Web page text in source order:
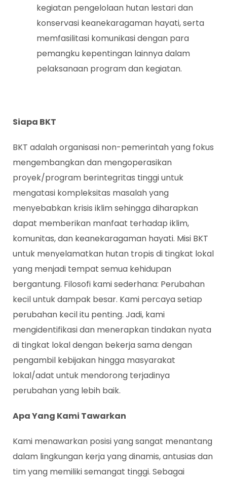
kegiatan pengelolaan hutan lestari dan
konservasi keanekaragaman hayati, serta
memfasilitasi komunikasi dengan para
pemangku kepentingan lainnya dalam
pelaksanaan program dan kegiatan.
Siapa BKT
BKT adalah organisasi non-pemerintah yang fokus
mengembangkan dan mengoperasikan
proyek/program berintegritas tinggi untuk
mengatasi kompleksitas masalah yang
menyebabkan krisis iklim sehingga diharapkan
dapat memberikan manfaat terhadap iklim,
komunitas, dan keanekaragaman hayati. Misi BKT
untuk menyelamatkan hutan tropis di tingkat lokal
yang menjadi tempat semua kehidupan
bergantung. Filosofi kami sederhana: Perubahan
kecil untuk dampak besar. Kami percaya setiap
perubahan kecil itu penting. Jadi, kami
mengidentifikasi dan menerapkan tindakan nyata
di tingkat lokal dengan bekerja sama dengan
pengambil kebijakan hingga masyarakat
lokal/adat untuk mendorong terjadinya
perubahan yang lebih baik.
Apa Yang Kami Tawarkan
Kami menawarkan posisi yang sangat menantang
dalam lingkungan kerja yang dinamis, antusias dan
tim yang memiliki semangat tinggi. Sebagai